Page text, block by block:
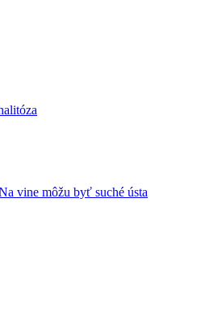
vine môžu byť suché ústa